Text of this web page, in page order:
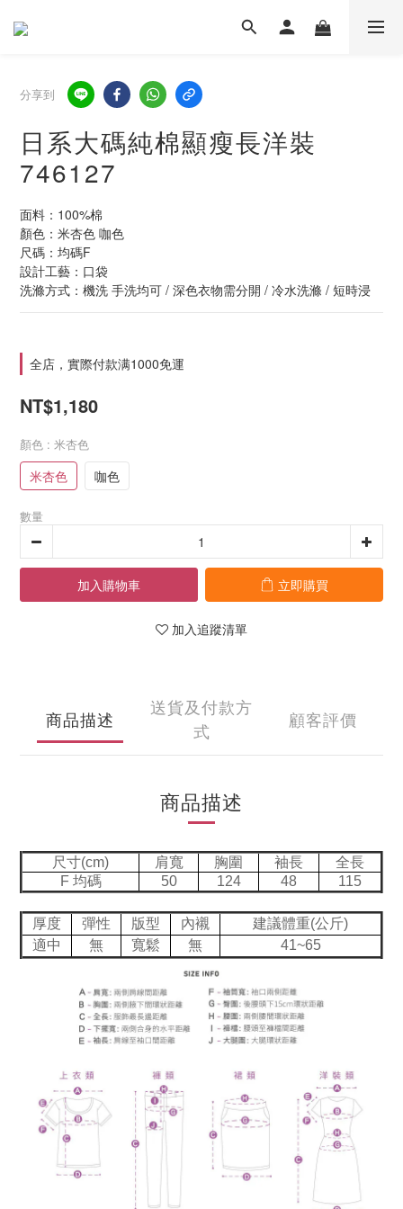
分享到
日系大碼純棉顯瘦長洋裝
746127
面料：100%棉
顏色：米杏色 咖色
尺碼：均碼F
設計工藝：口袋
洗滌方式：機洗 手洗均可 / 深色衣物需分開 / 冷水洗滌 / 短時浸
全店，實際付款满1000免運
NT$1,180
顏色 : 米杏色
米杏色 咖色
數量
加入購物車 立即購買
加入追蹤清單
商品描述
送貨及付款方
式
顧客評價
商品描述
尺寸(cm) 肩寬 胸圍 袖長
全長
F 均碼
50 124 48 115
厚度 彈性 版型 內襯
建議體重(公斤)
適中
無 寬鬆 無 41~65